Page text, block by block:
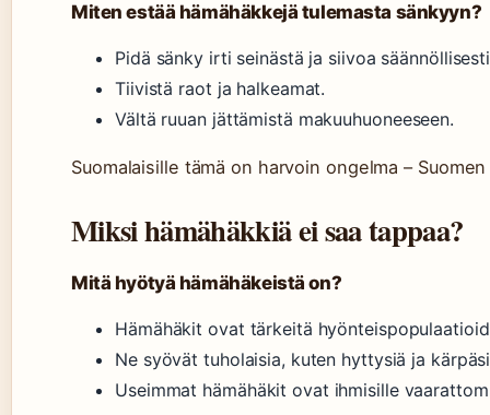
Miten estää hämähäkkejä tulemasta sänkyyn?
Pidä sänky irti seinästä ja siivoa
Tiivistä raot ja halkeamat.
Vältä ruuan jättämistä makuuhuoneeseen.
Suomalaisille tämä on harvoin ongelma –
Miksi hämähäkkiä ei saa tappaa?
Mitä hyötyä hämähäkeistä on?
Hämähäkit ovat tärkeitä
Ne syövät tuholaisia, kuten hyttysiä ja
Useimmat hämähäkit ovat ihmisille